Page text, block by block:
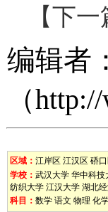
【下
编辑者：
（
区域： 江岸区 江汉区 硚
学校： 武汉大学 华中科技
纺织大学 江汉大学 湖北
科目： 数学 语文 物理 化